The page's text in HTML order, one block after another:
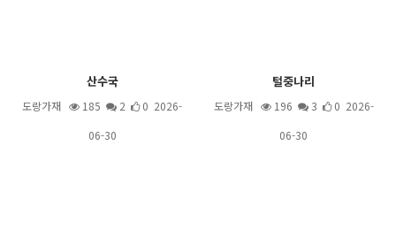
산수국
도랑가재 185 2
0 2026-
06-30
털중나리
도랑가재 196 3
0 2026-
06-30